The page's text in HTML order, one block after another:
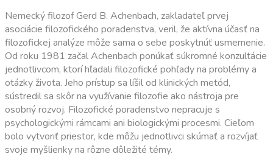
Nemecký filozof Gerd B. Achenbach, zakladateľ prvej
asociácie filozofického poradenstva, veril, že aktívna účasť na
filozofickej analýze môže sama o sebe poskytnúť usmernenie.
Od roku 1981 začal Achenbach ponúkať súkromné konzultácie
jednotlivcom, ktorí hľadali filozofické pohľady na problémy a
otázky života. Jeho prístup sa líšil od klinických metód,
sústredil sa skôr na využívanie filozofie ako nástroja pre
osobný rozvoj. Filozofické poradenstvo nepracuje s
psychologickými rámcami ani biologickými procesmi. Cieľom
bolo vytvoriť priestor, kde môžu jednotlivci skúmať a rozvíjať
svoje myšlienky na rôzne dôležité témy.